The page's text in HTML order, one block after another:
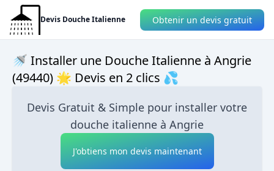
Devis Douche Italienne Obtenir un devis gratuit
🚿 Installer une Douche Italienne à Angrie
(49440) 🌟 Devis en 2 clics 💦
Devis Gratuit & Simple pour installer votre
douche italienne à Angrie
J'obtiens mon devis maintenant